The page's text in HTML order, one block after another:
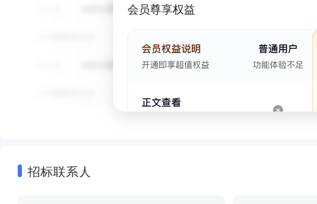
会员尊享权益
招标联系人